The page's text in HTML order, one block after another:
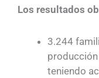
Los resultados
3.244
teniendo